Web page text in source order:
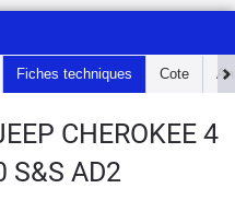
Fiches techniques Cote
CHEROKEE 4
S&S AD2